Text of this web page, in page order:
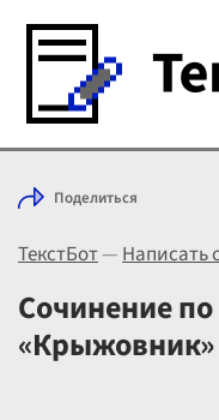
Войти с Telegram
Выбрать режим
Цены
Поделиться
ТекстБот—Написать
Сочинение по
«Крыжовник»